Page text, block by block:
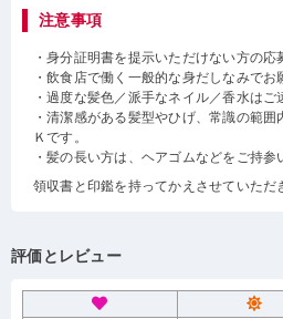
注意事項
・身分証明書を提示いただけない方の応
・飲食店で働く一般的な身だしなみでお
・過度な髪色／派手なネイル／香水はご
・清潔感がある髪型やひげ、常識の範
Ｋです。
・髪の長い方は、ヘアゴムなどをご持
領収書と印鑑を持ってかえさせていただ
評価とレビュー